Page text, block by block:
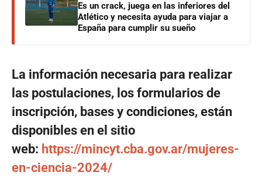
Es un crack, juega en las inferiores del
Atlético y necesita ayuda para viajar a
España para cumplir su sueño
La información necesaria para realizar
las postulaciones, los formularios de
inscripción, bases y condiciones, están
disponibles en el sitio
web: https://mincyt.cba.gov.ar/mujeres-
en-ciencia-2024/